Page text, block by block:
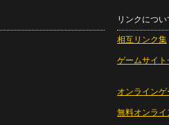
リンクについ
相互リンク集
ゲームサイト
オンラインゲ
無料オンライ